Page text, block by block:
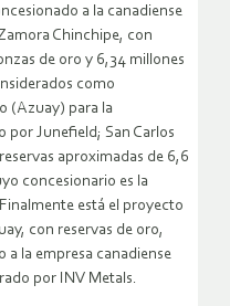
a la canadiense
Chinchipe, con
de oro y 6,34 millones
como
(Azuay) para la
por Junefield; San Carlos
aproximadas de 6,6
concesionario es la
está el proyecto
con reservas de oro,
a la empresa canadiense
por INV Metals.